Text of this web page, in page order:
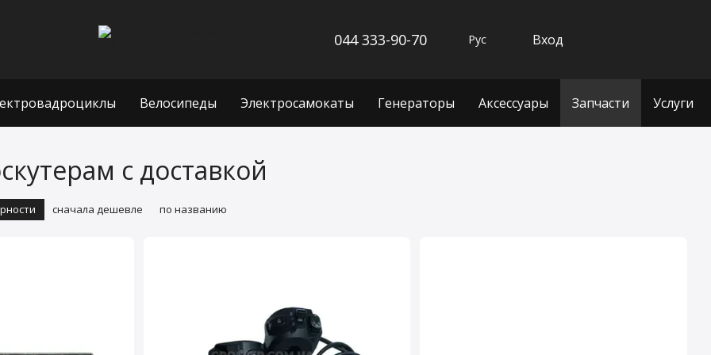
044 333-90-70 Рус Вход
Велосипеды Электросамокаты Генераторы Аксессуары Запчасти Услуги
с доставкой
сначала дешевле по названию